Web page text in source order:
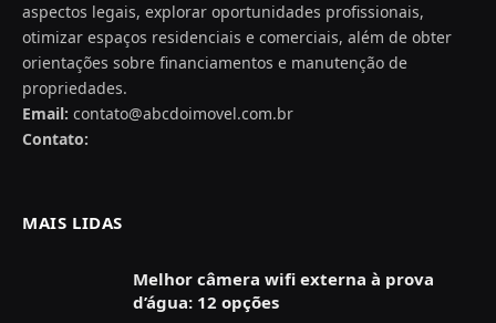
aspectos legais, explorar oportunidades profissionais,
otimizar espaços residenciais e comerciais, além de obter
orientações sobre financiamentos e manutenção de
propriedades.
Email: contato@abcdoimovel.com.br
Contato:
MAIS LIDAS
Melhor câmera wifi externa à prova
d’água: 12 opções